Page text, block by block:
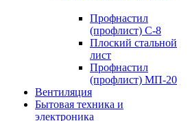
Профнастил
(профлист) С-8
Плоский стальной
лист
Профнастил
(профлист) МП-20
Вентиляция
Бытовая техника и
электроника